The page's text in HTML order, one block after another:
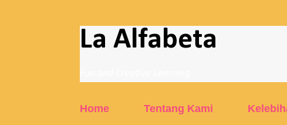
La Alfabeta
Home Tentang Kami